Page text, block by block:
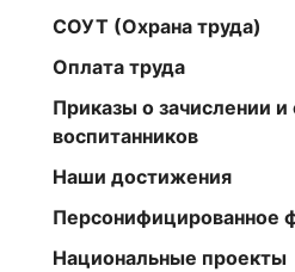
СОУТ (Охрана труда)
Оплата труда
Приказы о зачислении и
воспитанников
Наши достижения
Персонифицированное
Национальные проекты